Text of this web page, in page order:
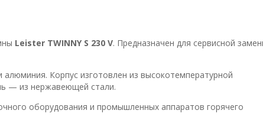
Leister TWINNY S 230 V. Предназначен для сервисной
Корпус изготовлен из высокотемпературной
— из нержавеющей стали.
оборудования и промышленных аппаратов горячего